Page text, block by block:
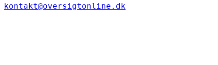
kontakt@oversigtonline.dk